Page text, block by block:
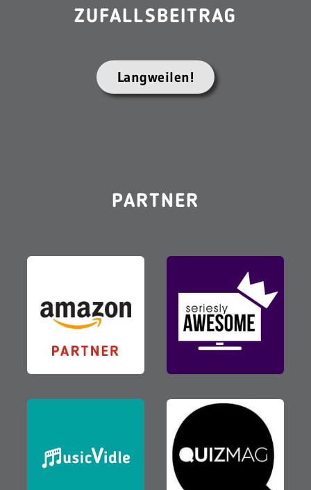
ZUFALLSBEITRAG
Langweilen!
PARTNER